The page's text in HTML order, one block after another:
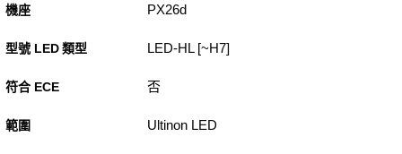
機座 PX26d
型號 LED 類型 LED-HL [~H7]
符合 ECE 否
範圍 Ultinon LED